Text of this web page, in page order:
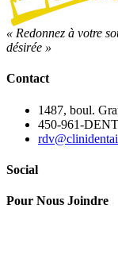
« Redonnez à votre
désirée »
Contact
1487, boul.
450-961-
Social
Pour Nous Joindre